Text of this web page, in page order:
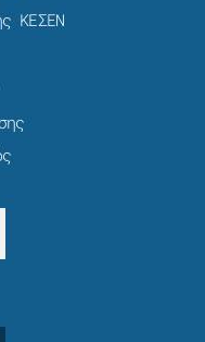
ΚΕΣΕΝ